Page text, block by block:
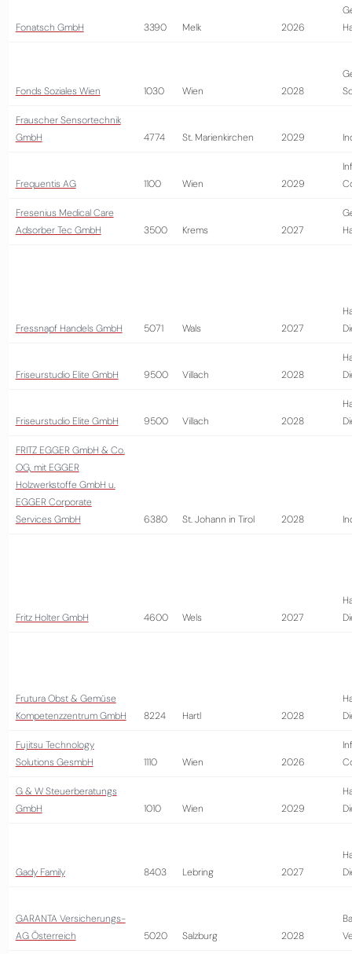
Fonatsch GmbH 3390 Melk 2026
Fonds Soziales Wien 1030 Wien 2028
Frauscher Sensortechnik
GmbH
4774 St. Marienkirchen 2029
Frequentis AG 1100 Wien 2029
Fresenius Medical Care
Adsorber Tec GmbH
3500 Krems 2027
Fressnapf Handels GmbH 5071 Wals 2027
Friseurstudio Elite GmbH 9500 Villach 2028
Friseurstudio Elite GmbH 9500 Villach 2028
FRITZ EGGER GmbH & Co.
OG, mit EGGER
Holzwerkstoffe GmbH u.
EGGER Corporate
Services GmbH
6380 St. Johann in Tirol 2028
Fritz Holter GmbH 4600 Wels 2027
Frutura Obst & Gemüse
Kompetenzzentrum GmbH
8224 Hartl 2028
Fujitsu Technology
Solutions GesmbH
1110 Wien 2026
G & W Steuerberatungs
GmbH
1010 Wien 2029
Gady Family 8403 Lebring 2027
GARANTA Versicherungs-
AG Österreich
5020 Salzburg 2028